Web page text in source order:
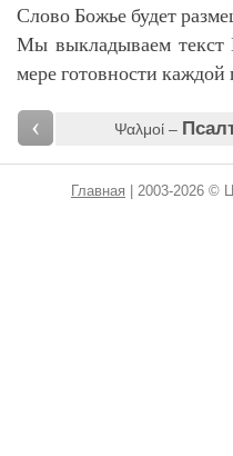
Слово Божье будет
Мы выкладываем текст
мере готовности каждой
‹ Ψαλμοί –
Главная | 2003-2026 ©